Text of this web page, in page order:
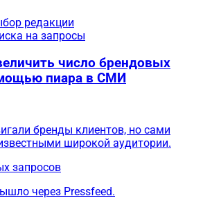
редакции
на запросы
число брендовых
пиара в СМИ
бренды клиентов, но сами
широкой аудитории.
запросов
через Pressfeed.